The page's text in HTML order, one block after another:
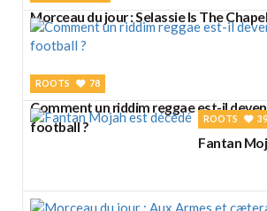
Morceau du jour : Selassie Is The
ROOTS 78
Comment un riddim reggae est-il
football ?
ROOTS 39
Fantan